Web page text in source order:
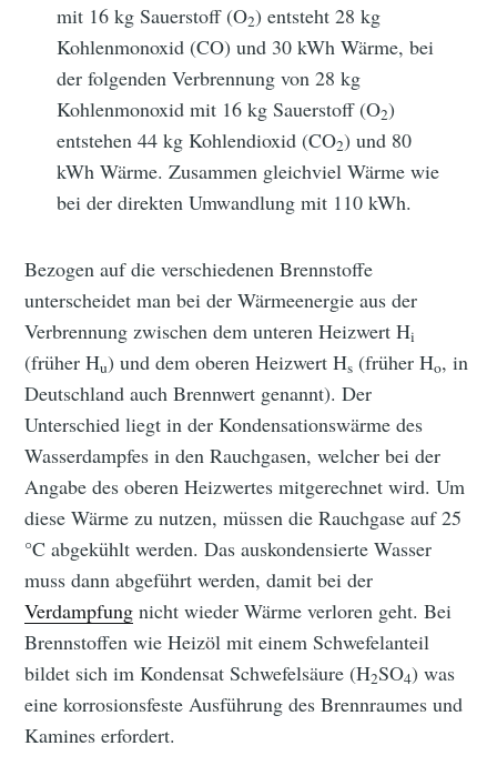
mit 16 kg Sauerstoff (O2) entsteht 28 kg
Kohlenmonoxid (CO) und 30 kWh Wärme, bei
der folgenden Verbrennung von 28 kg
Kohlenmonoxid mit 16 kg Sauerstoff (O2)
entstehen 44 kg Kohlendioxid (CO2) und 80
kWh Wärme. Zusammen gleichviel Wärme wie
bei der direkten Umwandlung mit 110 kWh.
Bezogen auf die verschiedenen Brennstoffe
unterscheidet man bei der Wärmeenergie aus der
Verbrennung zwischen dem unteren Heizwert Hi
(früher Hu) und dem oberen Heizwert Hs (früher Ho, in
Deutschland auch Brennwert genannt). Der
Unterschied liegt in der Kondensationswärme des
Wasserdampfes in den Rauchgasen, welcher bei der
Angabe des oberen Heizwertes mitgerechnet wird. Um
diese Wärme zu nutzen, müssen die Rauchgase auf 25
°C abgekühlt werden. Das auskondensierte Wasser
muss dann abgeführt werden, damit bei der
Verdampfung nicht wieder Wärme verloren geht. Bei
Brennstoffen wie Heizöl mit einem Schwefelanteil
bildet sich im Kondensat Schwefelsäure (H2SO4) was
eine korrosionsfeste Ausführung des Brennraumes und
Kamines erfordert.